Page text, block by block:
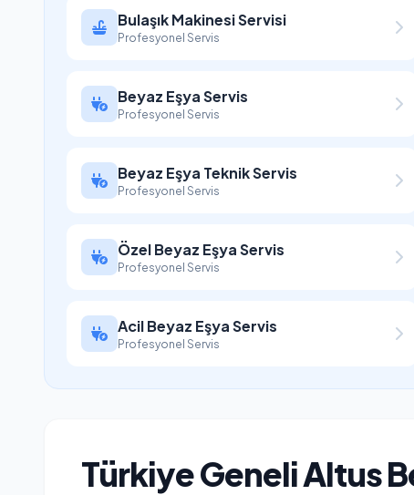
Bulaşık Makinesi Servisi
Profesyonel Servis
Beyaz Eşya Servis
Profesyonel Servis
Beyaz Eşya Teknik Servis
Profesyonel Servis
Özel Beyaz Eşya Servis
Profesyonel Servis
Acil Beyaz Eşya Servis
Profesyonel Servis
Türkiye Geneli Altus